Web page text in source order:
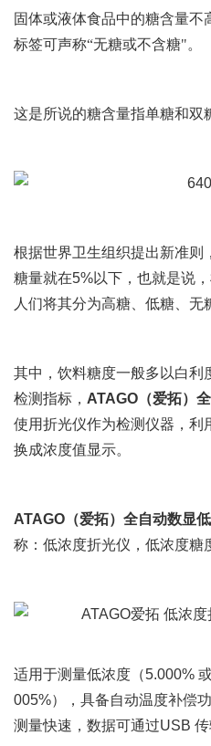
固体或液体食品中的糖含量不
标签可声称“无糖或不含糖"。
这是所说的糖含量指单糖和双
根据世界卫生组织提出新准则
糖量就在5%以下，也就是说
人们将其分为高糖、低糖、无
其中，饮料糖度一般多以白利
检测指标， ATAGO （爱拓）
使用折光仪作为检测仪器，利
换成浓度值显示。
ATAGO （爱拓）全自动数显
称：低浓度折光仪，低浓度糖
适用于测量低浓度（5.000%
005%），具备自动温度补偿
测量快速，数据可通过USB 传